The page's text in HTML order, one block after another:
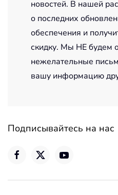
новостей. В нашей
о последних
обеспечения и
скидку. Мы НЕ будем
нежелательные
вашу информацию
Подписывайтесь на нас